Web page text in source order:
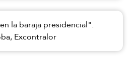
la baraja presidencial".
Excontralor